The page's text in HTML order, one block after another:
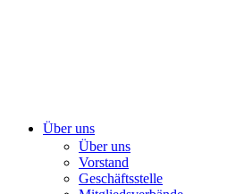
Über uns
Über uns
Vorstand
Geschäftsstelle